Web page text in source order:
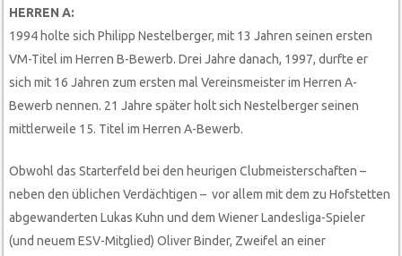
HERREN A:
1994 holte sich Philipp Nestelberger, mit 13 Jahren seinen ersten
VM-Titel im Herren B-Bewerb. Drei Jahre danach, 1997, durfte er
sich mit 16 Jahren zum ersten mal Vereinsmeister im Herren A-
Bewerb nennen. 21 Jahre später holt sich Nestelberger seinen
mittlerweile 15. Titel im Herren A-Bewerb.
Obwohl das Starterfeld bei den heurigen Clubmeisterschaften –
neben den üblichen Verdächtigen – vor allem mit dem zu Hofstetten
abgewanderten Lukas Kuhn und dem Wiener Landesliga-Spieler
(und neuem ESV-Mitglied) Oliver Binder, Zweifel an einer